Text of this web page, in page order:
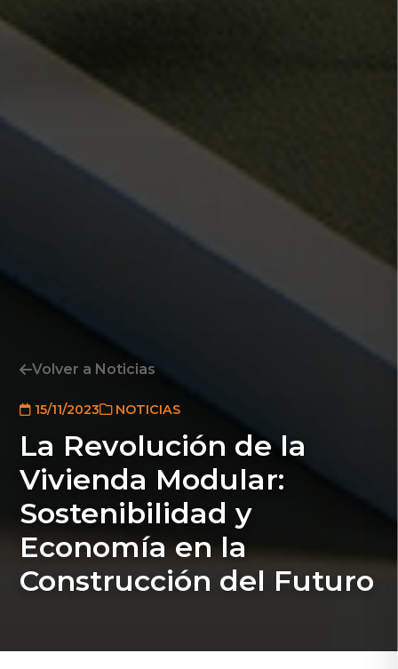
Volver a Noticias
15/11/2023 NOTICIAS
La Revolución de la
Vivienda Modular:
Sostenibilidad y
Economía en la
Construcción del Futuro